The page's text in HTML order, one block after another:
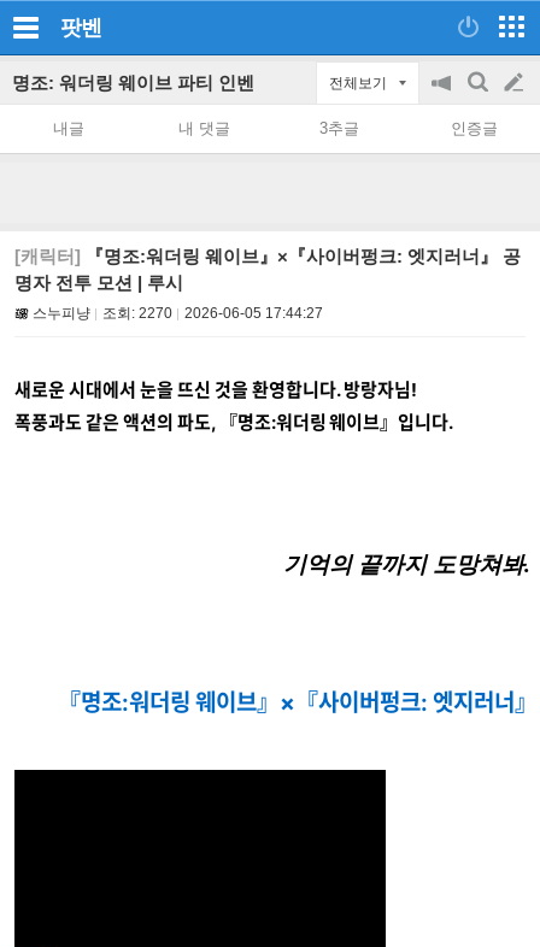
팟벤
명조: 워더링 웨이브 파티 인벤 전체보기
공
on/off
검
색
글
쓰
내글 내 댓글 3추글 인증글
[캐릭터] 『명조:워더링 웨이브』×『사이버펑크: 엣지러너』 공
명자 전투 모션 | 루시
스누피냥 조회: 2270 2026-06-05 17:44:27
새로운 시대에서 눈을 뜨신 것을 환영합니다. 방랑자님!
폭풍과도 같은 액션의 파도, 『명조:워더링 웨이브』입니다.
기억의 끝까지 도망쳐봐.
『명조:워더링 웨이브』×『사이버펑크: 엣지러너